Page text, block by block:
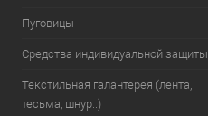
Пуговицы
Средства индивидуальной защиты
Текстильная галантерея (лента,
тесьма, шнур..)